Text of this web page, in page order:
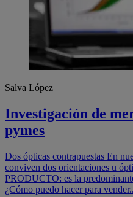
Salva López
Investigación de
pymes
Dos ópticas contrapuestas En
conviven dos orientaciones u
PRODUCTO: es la
¿Cómo puedo hacer para